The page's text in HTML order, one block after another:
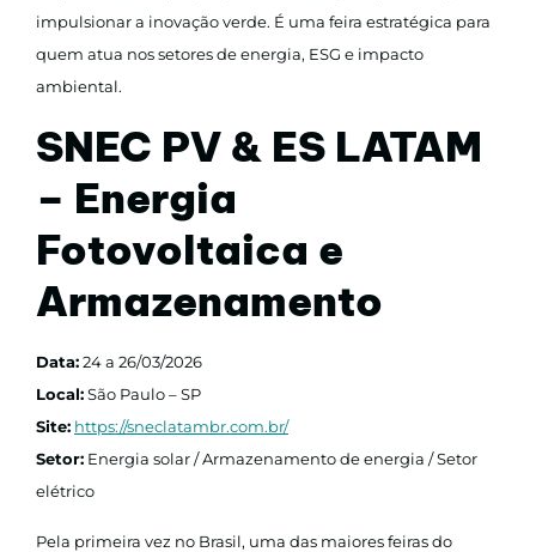
impulsionar a inovação verde. É uma feira estratégica para
quem atua nos setores de energia, ESG e impacto
ambiental.
SNEC PV & ES LATAM
– Energia
Fotovoltaica e
Armazenamento
Data:24 a 26/03/2026
Local:São Paulo – SP
Site: https://sneclatambr.com.br/
Setor: Energia solar / Armazenamento de energia / Setor
elétrico
Pela primeira vez no Brasil, uma das maiores feiras do